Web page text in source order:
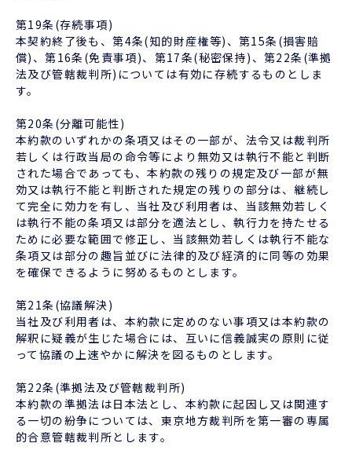
第19条(存続事項)
本契約終了後も、第4条(知的財産権等)、第15条(損害賠
償)、第16条(免責事項)、第17条(秘密保持)、第22条(準拠
法及び管轄裁判所)については有効に存続するものとしま
す。
第20条(分離可能性)
本約款のいずれかの条項又はその一部が、法令又は裁判所
若しくは行政当局の命令等により無効又は執行不能と判断
された場合であっても、本約款の残りの規定及び一部が無
効又は執行不能と判断された規定の残りの部分は、継続し
て完全に効力を有し、当社及び利用者は、当該無効若しく
は執行不能の条項又は部分を適法とし、執行力を持たせる
ために必要な範囲で修正し、当該無効若しくは執行不能な
条項又は部分の趣旨並びに法律的及び経済的に同等の効果
を確保できるように努めるものとします。
第21条(協議解決)
当社及び利用者は、本約款に定めのない事項又は本約款の
解釈に疑義が生じた場合には、互いに信義誠実の原則に従
って協議の上速やかに解決を図るものとします。
第22条(準拠法及び管轄裁判所)
本約款の準拠法は日本法とし、本約款に起因し又は関連す
る一切の紛争については、東京地方裁判所を第一審の専属
的合意管轄裁判所とします。